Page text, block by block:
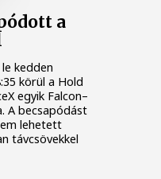
a
kedden
körül a Hold
egyik Falcon–
A becsapódást
lehetett
távcsövekkel